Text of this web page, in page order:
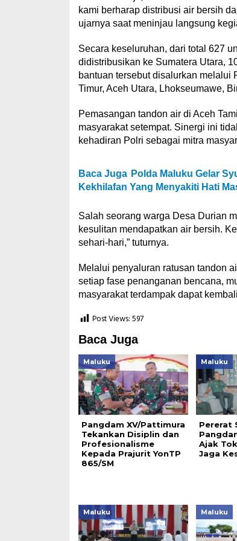
kami berharap distribusi air bersih
ujarnya saat meninjau langsung
Secara keseluruhan, dari total 627
didistribusikan ke Sumatera Utara,
bantuan tersebut disalurkan melalui
Timur, Aceh Utara, Lhokseumawe,
Pemasangan tandon air di Aceh
masyarakat setempat. Sinergi ini
kehadiran Polri sebagai mitra
Baca Juga Polda Maluku Gelar
Kekhilafan Yang Menyakiti Hati
Salah seorang warga Desa Durian
kesulitan mendapatkan air bersih.
sehari-hari,” tuturnya.
Melalui penyaluran ratusan tandon
setiap fase penanganan bencana,
masyarakat terdampak dapat
Post Views:597
Baca Juga
Maluku
Pangdam XV/Pattimura
Tekankan Disiplin dan
Profesionalisme
Kepada Prajurit YonTP
865/SM
Maluku
Pererat
Ajak
Jaga
Maluku Maluku